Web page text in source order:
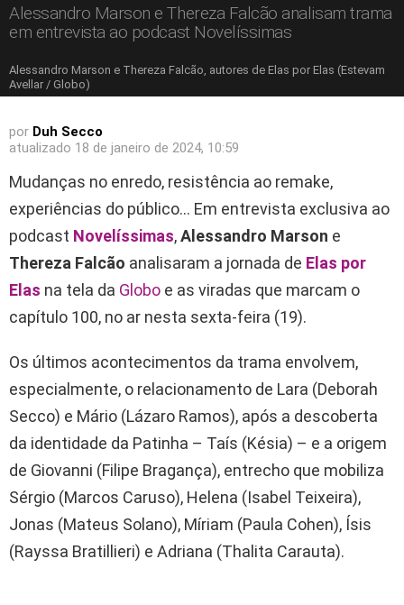
Alessandro Marson e Thereza Falcão analisam trama
em entrevista ao podcast Novelíssimas
Alessandro Marson e Thereza Falcão, autores de Elas por Elas (Estevam
Avellar / Globo)
por Duh Secco
atualizado 18 de janeiro de 2024, 10:59
Mudanças no enredo, resistência ao remake,
experiências do público… Em entrevista exclusiva ao
podcast Novelíssimas,Alessandro Marson e
Thereza Falcão analisaram a jornada de Elas por
Elas na tela da Globo e as viradas que marcam o
capítulo 100, no ar nesta sexta-feira (19).
Os últimos acontecimentos da trama envolvem,
especialmente, o relacionamento de Lara (Deborah
Secco) e Mário (Lázaro Ramos), após a descoberta
da identidade da Patinha – Taís (Késia) – e a origem
de Giovanni (Filipe Bragança), entrecho que mobiliza
Sérgio (Marcos Caruso), Helena (Isabel Teixeira),
Jonas (Mateus Solano), Míriam (Paula Cohen), Ísis
(Rayssa Bratillieri) e Adriana (Thalita Carauta).